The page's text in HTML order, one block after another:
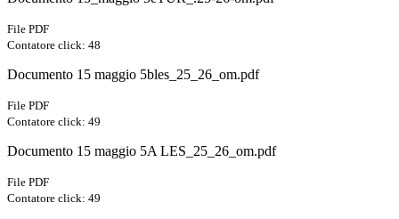
File PDF
Contatore click: 48
Documento 15 maggio 5bles_25_26_om.pdf
File PDF
Contatore click: 49
Documento 15 maggio 5A LES_25_26_om.pdf
File PDF
Contatore click: 49